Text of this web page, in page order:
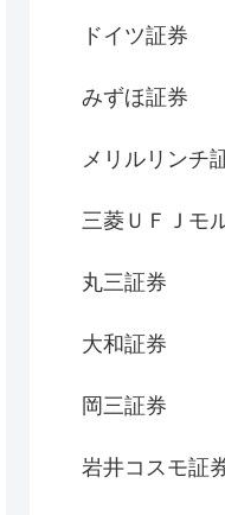
ドイツ証券
みずほ証券
メリルリンチ
三菱ＵＦＪモ
丸三証券
大和証券
岡三証券
岩井コスモ証